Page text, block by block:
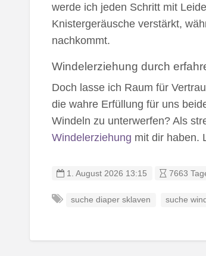
werde ich jeden Schritt mit
Knistergeräusche verstärkt,
nachkommt.
Windelerziehung durch
Doch lasse ich Raum für
die wahre Erfüllung für uns
Windeln zu unterwerfen? Als
Windelerziehung mit dir haben.
1. August 2026 13:15 7663
suche diaper sklaven suche